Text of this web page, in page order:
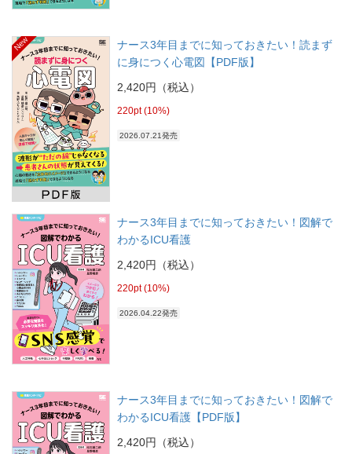
New
ナース3年目までに知っておきたい！読まず
に身につく心電図【PDF版】
2,420円（税込）
220pt (10%)
2026.07.21発売
ナース3年目までに知っておきたい！図解で
わかるICU看護
2,420円（税込）
220pt (10%)
2026.04.22発売
ナース3年目までに知っておきたい！図解で
わかるICU看護【PDF版】
2,420円（税込）